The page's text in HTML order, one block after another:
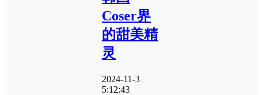
Coser界
的甜美精
灵
2024-11-3
5:12:43